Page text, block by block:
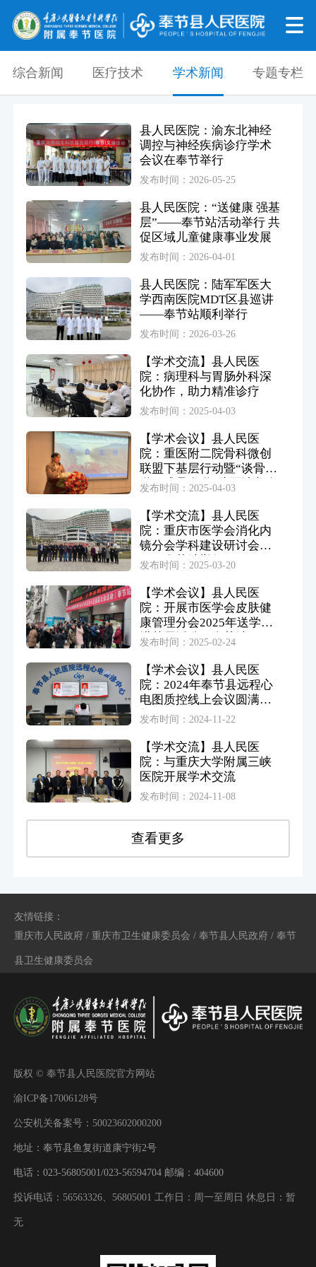
综合新闻 医疗技术 学术新闻 专题专栏
县人民医院：渝东北神经
调控与神经疾病诊疗学术
会议在奉节举行
发布时间：2026-05-25
县人民医院：“送健康 强基
层”——奉节站活动举行 共
促区域儿童健康事业发展
发布时间：2026-04-01
县人民医院：陆军军医大
学西南医院MDT区县巡讲
——奉节站顺利举行
发布时间：2026-03-26
【学术交流】县人民医
院：病理科与胃肠外科深
化协作，助力精准诊疗
发布时间：2025-04-03
【学术会议】县人民医
院：重医附二院骨科微创
联盟下基层行动暨“谈骨论
道，成骨有道”院际沙龙会
发布时间：2025-04-03
【学术交流】县人民医
院：重庆市医学会消化内
镜分会学科建设研讨会
——奉节站举行
发布时间：2025-03-20
【学术会议】县人民医
院：开展市医学会皮肤健
康管理分会2025年送学术
进基层活动（奉节站）
发布时间：2025-02-24
【学术会议】县人民医
院：2024年奉节县远程心
电图质控线上会议圆满举
行
发布时间：2024-11-22
【学术交流】县人民医
院：与重庆大学附属三峡
医院开展学术交流
发布时间：2024-11-08
查看更多
友情链接：
重庆市人民政府/ 重庆市卫生健康委员会 / 奉节县人民政府/ 奉节
县卫生健康委员会
版权 © 奉节县人民医院官方网站
渝ICP备17006128号
公安机关备案号：50023602000200
地址：奉节县鱼复街道康宁街2号
电话：023-56805001/023-56594704 邮编：404600
投诉电话：56563326、56805001 工作日：周一至周日 休息日：暂
无